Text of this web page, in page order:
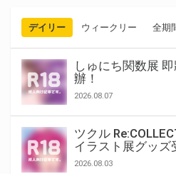
デイリー ウィークリー 全期
しゅにち関数展
辦！
2026.08.07
ツクル
イラスト展グッズ
2026.08.03